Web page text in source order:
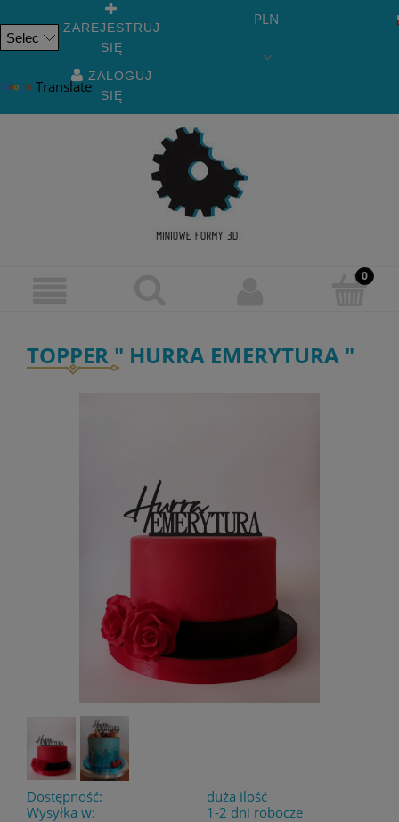
Translate
ZAREJESTRUJ
SIĘ
ZALOGUJ
SIĘ
PLN
TOPPER " HURRA EMERYTURA "
Dostępność:
duża ilość
Wysyłka w:
1-2 dni robocze